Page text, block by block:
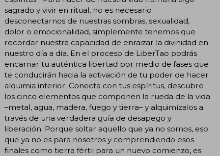
sagrado y vivir en ritual, no es necesario
desconectarnos de nuestras sombras, sexualidad,
dolor o emocionalidad, simplemente tenemos que
recordar nuestra capacidad de enraizar la divinidad en
nuestro día a día. En el proceso de LiberTao podrás
encarnar tu auténtica libertad por medio de fases que
te conducirán hacia la activación de tu poder de hacer
alquimia interior. Conecta con tus espíritus, descubre
los cinco elementos que componen la rueda de la vida
–metal, agua, madera, fuego y tierra– y alquimízalos a
través de una verdadera guía de desapego y
liberación. Porque soltar aquello que ya no somos, eso
que ya no es para nosotros y comprendiendo esos
finales como tierra fértil para un nuevo comienzo, es